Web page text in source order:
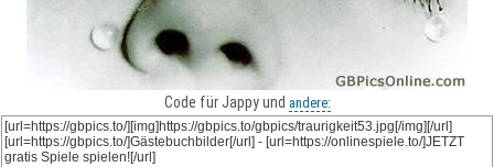
Code für Jappy und andere: